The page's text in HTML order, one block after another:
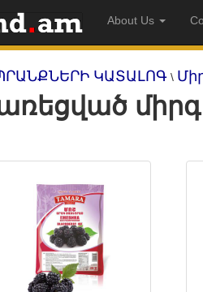
About Us
ԿԱՏԱԼՈԳ \
միրգ